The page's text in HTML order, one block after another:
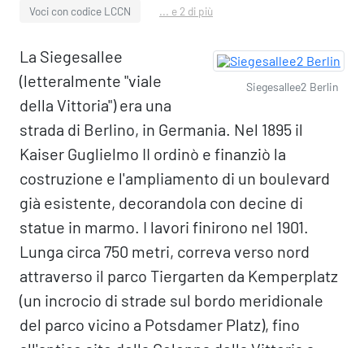
Voci con codice LCCN ... e 2 di più
Siegesallee2 Berlin
La Siegesallee
(letteralmente "viale
della Vittoria") era una
strada di Berlino, in Germania. Nel 1895 il
Kaiser Guglielmo II ordinò e finanziò la
costruzione e l'ampliamento di un boulevard
già esistente, decorandola con decine di
statue in marmo. I lavori finirono nel 1901.
Lunga circa 750 metri, correva verso nord
attraverso il parco Tiergarten da Kemperplatz
(un incrocio di strade sul bordo meridionale
del parco vicino a Potsdamer Platz), fino